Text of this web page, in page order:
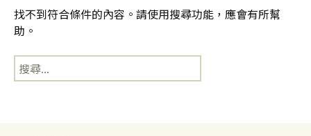
找不到符合條件的內容。請使用搜尋功能，應會有所幫
助。
搜
尋